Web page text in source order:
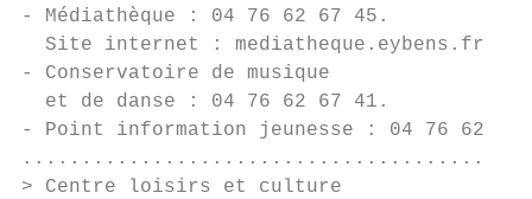
- Médiathèque : 04 76 62 67 45.
  Site internet : mediatheque.eybens.fr
- Conservatoire de musique
  et de danse : 04 76 62 67 41.
- Point information jeunesse : 04 76 62 34
> Centre loisirs et culture